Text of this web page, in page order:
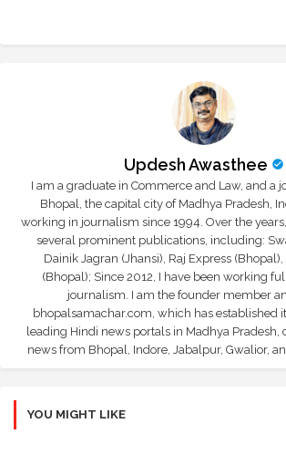
Updesh Awasthee
I am a graduate in Commerce and Law, and a
Bhopal, the capital city of Madhya Pradesh,
working in journalism since 1994. Over the
several prominent publications, including:
Dainik Jagran (Jhansi), Raj Express (Bhopal),
(Bhopal); Since 2012, I have been working
journalism. I am the founder member
bhopalsamachar.com, which has established
leading Hindi news portals in Madhya Pradesh,
news from Bhopal, Indore, Jabalpur, Gwalior,
YOU MIGHT LIKE